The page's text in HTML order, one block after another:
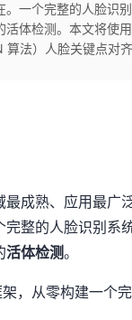
。一个完整的人脸识
体检测。本文将使
算法）人脸关键点对
成熟、应用最广
整的人脸识别系
活体检测。
，从零构建一个完